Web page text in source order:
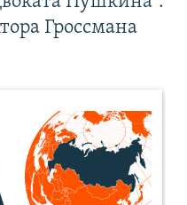
Гроссмана